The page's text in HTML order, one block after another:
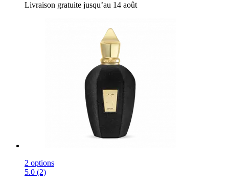
Livraison gratuite jusqu’au 14 août
2 options
5.0 (2)